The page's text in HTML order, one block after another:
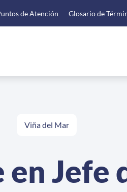
de Atención Glosario de
Viña del Mar
Jefe